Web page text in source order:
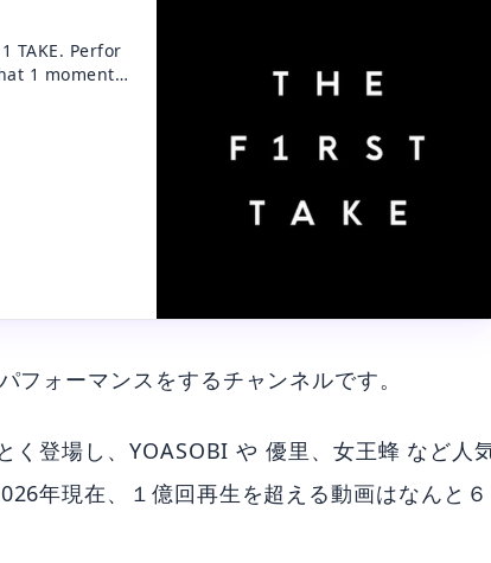
TAKE. Perfor
1 moment.
ォーマンスをするチャンネルです。
く登場し、YOASOBI や 優里、女王蜂 など人
年現在、１億回再生を超える動画はなんと６